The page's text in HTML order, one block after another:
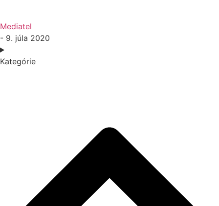
Mediatel
- 9. júla 2020
Kategórie